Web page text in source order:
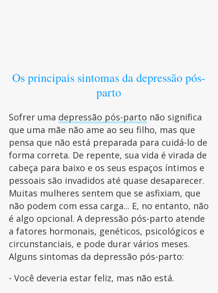
Os principais sintomas da depressão pós-
parto
Sofrer uma depressão pós-parto não significa
que uma mãe não ame ao seu filho, mas que
pensa que não está preparada para cuidá-lo de
forma correta. De repente, sua vida é virada de
cabeça para baixo e os seus espaços íntimos e
pessoais são invadidos até quase desaparecer.
Muitas mulheres sentem que se asfixiam, que
não podem com essa carga... E, no entanto, não
é algo opcional. A depressão pós-parto atende
a fatores hormonais, genéticos, psicológicos e
circunstanciais, e pode durar vários meses.
Alguns sintomas da depressão pós-parto:
- Você deveria estar feliz, mas não está.